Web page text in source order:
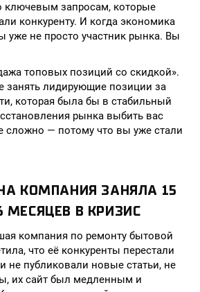
ключевым запросам, которые
конкуренту. И когда экономика
уже не просто участник рынка. Вы
топовых позиций со скидкой».
занять лидирующие позиции за
которая была бы в стабильный
рынка выбить вас
сложно — потому что вы уже стали
КОМПАНИЯ ЗАНЯЛА 15
МЕСЯЦЕВ В КРИЗИС
компания по ремонту бытовой
что её конкуренты перестали
не публиковали новые статьи, не
их сайт был медленным и